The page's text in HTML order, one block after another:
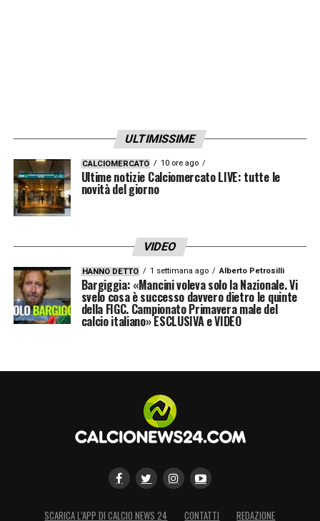
ULTIMISSIME
CALCIOMERCATO 10 ore ago
Ultime notizie Calciomercato LIVE: tutte le
novità del giorno
VIDEO
HANNO DETTO 1 settimana ago Alberto Petrosilli
Bargiggia: «Mancini voleva solo la Nazionale. Vi
svelo cosa è successo davvero dietro le quinte
della FIGC. Campionato Primavera male del
calcio italiano» ESCLUSIVA e VIDEO
SCARICA L’APP DI CALCIO NEWS 24 CONTATTI REDAZIONE